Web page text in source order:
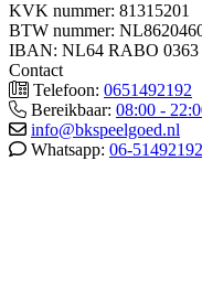
KVK nummer: 81315201
BTW nummer:
IBAN: NL64 RABO 0363
Contact
Telefoon: 0651492192
Bereikbaar: 08:00 -
info@bkspeelgoed.nl
Whatsapp: 06-51492192